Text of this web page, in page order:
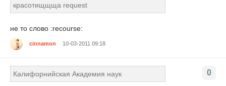
красотищщща request
не то слово :recourse:
cinnamon 10-03-2011 09:18
0
Калифорнийская Академия наук